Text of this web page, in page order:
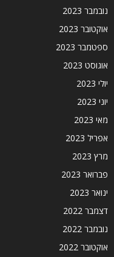
נובמבר 2023
אוקטובר 2023
ספטמבר 2023
אוגוסט 2023
יולי 2023
יוני 2023
מאי 2023
אפריל 2023
מרץ 2023
פברואר 2023
ינואר 2023
דצמבר 2022
נובמבר 2022
אוקטובר 2022